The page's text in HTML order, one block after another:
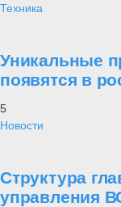
Техника
Уникальные
появятся в
5
Новости
Структура
управления